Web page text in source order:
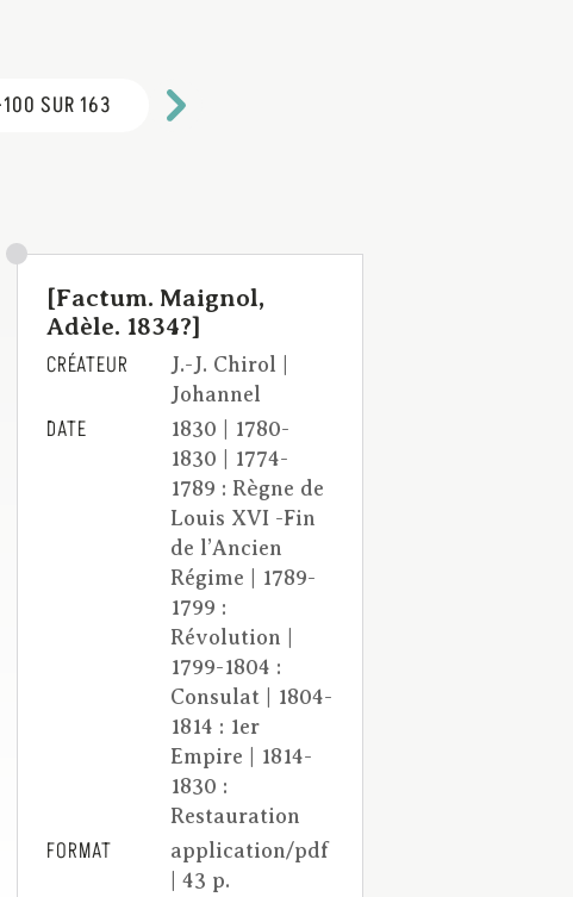
SUR 163
[Factum. Maignol,
Adèle. 1834?]
CRÉATEUR
J.-J. Chirol |
Johannel
DATE
1830 | 1780-
1830 | 1774-
1789 : Règne de
Louis XVI -Fin
de l’Ancien
Régime | 1789-
1799 :
Révolution |
1799-1804 :
Consulat | 1804-
1814 : 1er
Empire | 1814-
1830 :
Restauration
FORMAT
application/pdf
| 43 p.